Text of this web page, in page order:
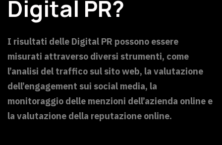
Digital PR?
I risultati delle Digital PR possono essere
misurati attraverso diversi strumenti, come
l’analisi del traffico sul sito web, la valutazione
dell’engagement sui social media, la
monitoraggio delle menzioni dell’azienda online e
la valutazione della reputazione online.